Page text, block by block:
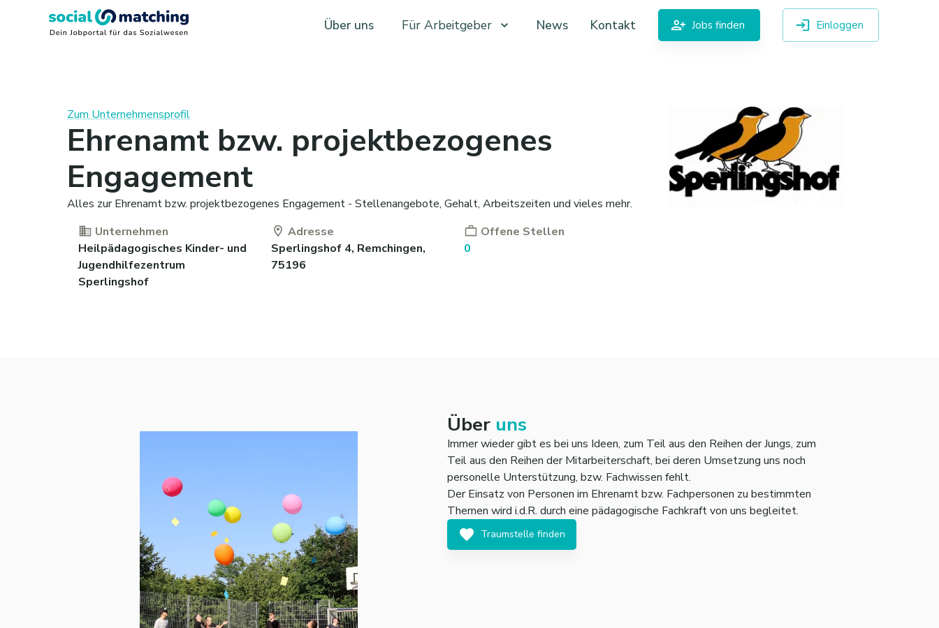
Über uns Für Arbeitgeber News Kontakt Jobs finden Einloggen
Zum Unternehmensprofil
Ehrenamt bzw. projektbezogenes
Engagement
Alles zur Ehrenamt bzw. projektbezogenes Engagement - Stellenangebote, Gehalt, Arbeitszeiten und vieles mehr.
Unternehmen
Heilpädagogisches Kinder- und
Jugendhilfezentrum
Sperlingshof
Adresse
Sperlingshof 4, Remchingen,
75196
Offene Stellen
0
Über uns
Immer wieder gibt es bei uns Ideen, zum Teil aus den Reihen der Jungs, zum
Teil aus den Reihen der Mitarbeiterschaft, bei deren Umsetzung uns noch
personelle Unterstützung, bzw. Fachwissen fehlt.
Der Einsatz von Personen im Ehrenamt bzw. Fachpersonen zu bestimmten
Themen wird i.d.R. durch eine pädagogische Fachkraft von uns begleitet.
Traumstelle finden